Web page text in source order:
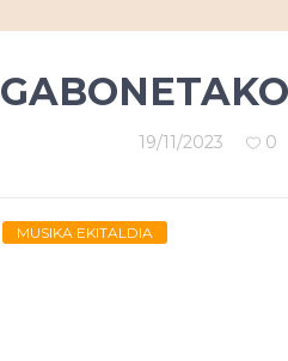
19/11/2023 0
MUSIKA EKITALDIA